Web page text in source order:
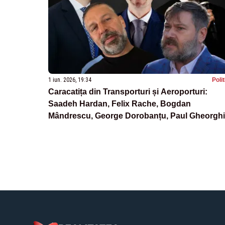
1 iun. 2026, 19:34
Caracatița din Transporturi și Aeroporturi:
Saadeh Hardan, Felix Rache, Bogdan
Mândrescu, George Dorobanțu, Paul